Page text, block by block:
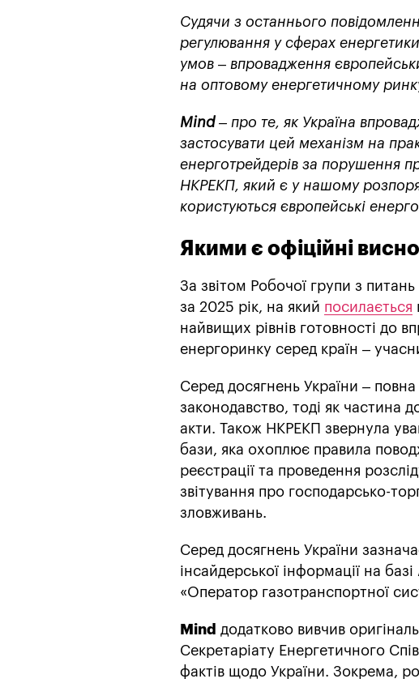
Судячи з останнього
регулювання у сферах
умов – впровадження
на оптовому енергетичному
Mind – про те, як Україна
застосувати цей механізм на
енерготрейдерів за порушення
НКРЕКП, який є у нашому
користуються європейські
Якими є офіційні
За звітом Робочої групи з
за 2025 рік, на який посилається
найвищих рівнів готовності до
енергоринку серед країн –
Серед досягнень України –
законодавство, тоді як частина
акти. Також НКРЕКП звернула
бази, яка охоплює правила
реєстрації та проведення
звітування про господарсько-
зловживань.
Серед досягнень України
інсайдерської інформації на
«Оператор газотранспортної
Mind додатково вивчив
Секретаріату Енергетичного
фактів щодо України. Зокрема,